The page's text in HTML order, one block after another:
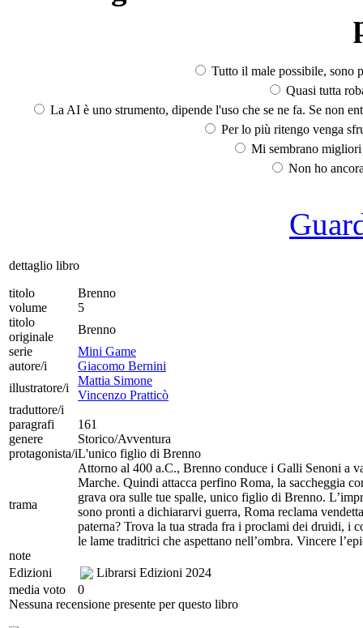
Tutto il male possibile, sono
Quasi tutta
La AI è uno strumento, dipende l'uso che se ne fa. Se non
Per lo più ritengo venga
Mi sembrano
Non ho
dettaglio libro
titolo
Brenno
volume
5
titolo
originale
Brenno
serie
Mini Game
autore/i
Giacomo Bernini
illustratore/i
Mattia Simone
Vincenzo Pratticò
traduttore/i
paragrafi
161
genere
Storico/Avventura
protagonista/iL'unico figlio di Brenno
trama
Attorno al 400 a.C., Brenno conduce i Galli Senoni a
Marche. Quindi attacca perfino Roma, la saccheggia
grava ora sulle tue spalle, unico figlio di Brenno.
sono pronti a dichiararvi guerra, Roma reclama
paterna? Trova la tua strada fra i proclami dei druidi, i
le lame traditrici che aspettano nell’ombra. Vincere
note
Edizioni
Librarsi Edizioni 2024
media voto
0
Nessuna recensione presente per questo libro